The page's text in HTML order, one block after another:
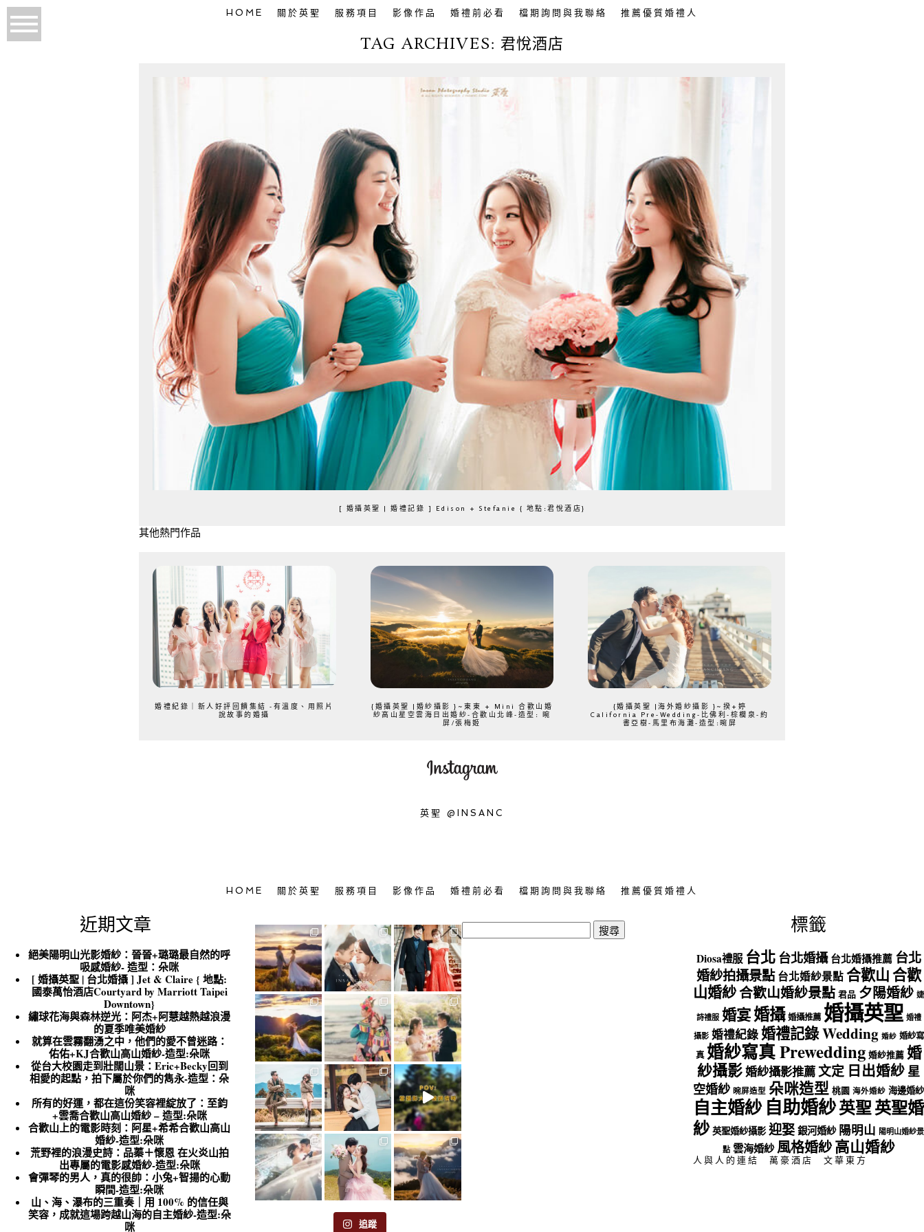
HOME 關於英聖 服務項目 影像作品 婚禮前必看 檔期詢問與我聯絡 推薦優質婚禮人
TAG ARCHIVES: 君悅酒店
[ 婚攝英聖 | 婚禮記錄 ] Edison + Stefanie { 地點:君悅酒店}
其他熱門作品
婚禮紀錄｜新人好評回饋集結 -有溫度、用照片
說故事的婚攝
{婚攝英聖 |婚紗攝影 }~東東 + Mini 合歡山婚
紗高山星空雲海日出婚紗-合歡山北峰-造型: 晼
屏/張梅姬
{婚攝英聖 |海外婚紗攝影 }~揆+婷
California Pre-Wedding-比佛利-棕櫚泉-約
書亞樹-馬里布海灘-造型:晼屏
英聖 @INSANC
HOME 關於英聖 服務項目 影像作品 婚禮前必看 檔期詢問與我聯絡 推薦優質婚禮人
近期文章
絕美陽明山光影婚紗：晉晉+璐璐最自然的呼
吸感婚紗- 造型：朵咪
[ 婚攝英聖 | 台北婚攝 ] Jet & Claire { 地點:
國泰萬怡酒店Courtyard by Marriott Taipei
Downtown}
繡球花海與森林逆光：阿杰+阿慧越熱越浪漫
的夏季唯美婚紗
就算在雲霧翻湧之中，他們的愛不曾迷路：
佑佑+KJ合歡山高山婚紗-造型:朵咪
從台大校園走到壯闊山景：Eric+Becky回到
相愛的起點，拍下屬於你們的雋永-造型：朵
咪
所有的好運，都在這份笑容裡綻放了：至鈞
+雲喬合歡山高山婚紗 – 造型:朵咪
合歡山上的電影時刻：阿星+希希合歡山高山
婚紗-造型:朵咪
荒野裡的浪漫史詩：品蓁＋懷恩 在火炎山拍
出專屬的電影感婚紗-造型:朵咪
會彈琴的男人，真的很帥：小兔+智揚的心動
瞬間-造型:朵咪
山、海、瀑布的三重奏｜用 100% 的信任與
笑容，成就這場跨越山海的自主婚紗-造型:朵
咪
追蹤
搜
尋
標籤
Diosa禮服 台北 台北婚攝 台北婚攝推薦 台北
婚紗拍攝景點 台北婚紗景點 合歡山合歡
山婚紗合歡山婚紗景點 君品 夕陽婚紗 婕
詩禮服 婚宴婚攝 婚攝推薦 婚攝英聖 婚禮
攝影 婚禮紀錄婚禮記錄 Wedding 婚紗 婚紗寫
真 婚紗寫真 Prewedding 婚紗推薦 婚
紗攝影婚紗攝影推薦文定 日出婚紗星
空婚紗 晼屏造型 朵咪造型 桃園 海外婚紗 海邊婚紗
自主婚紗 自助婚紗英聖英聖婚
紗 英聖婚紗攝影 迎娶銀河婚紗 陽明山 陽明山婚紗景
點 雲海婚紗 風格婚紗高山婚紗
人與人的連結 萬豪酒店 文華東方